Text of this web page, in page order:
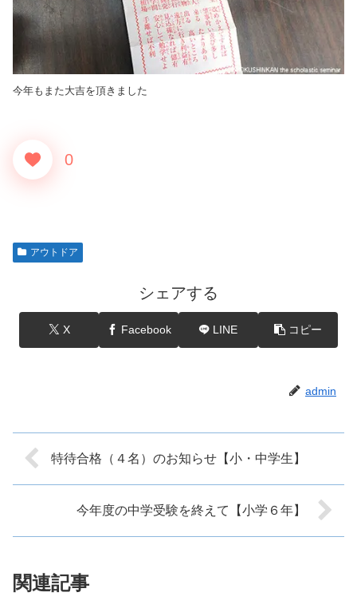
今年もまた大吉を頂きました
0
アウトドア
シェアする
X Facebook LINE コピー
admin
特待合格（４名）のお知らせ【小・中学生】
今年度の中学受験を終えて【小学６年】
関連記事